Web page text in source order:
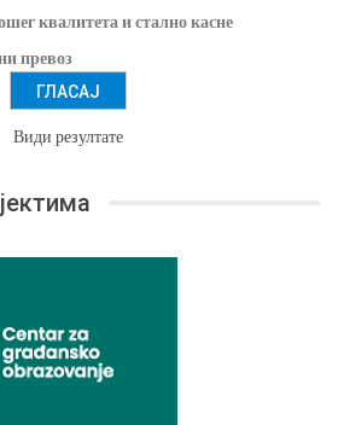
квалитета и стално касне
превоз
Види резултате